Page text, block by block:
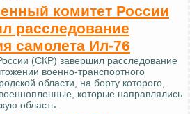
комитет России
расследование
самолета Ил-76
(СКР) завершил расследование
военно-транспортного
области, на борту которого,
которые направлялись
область.